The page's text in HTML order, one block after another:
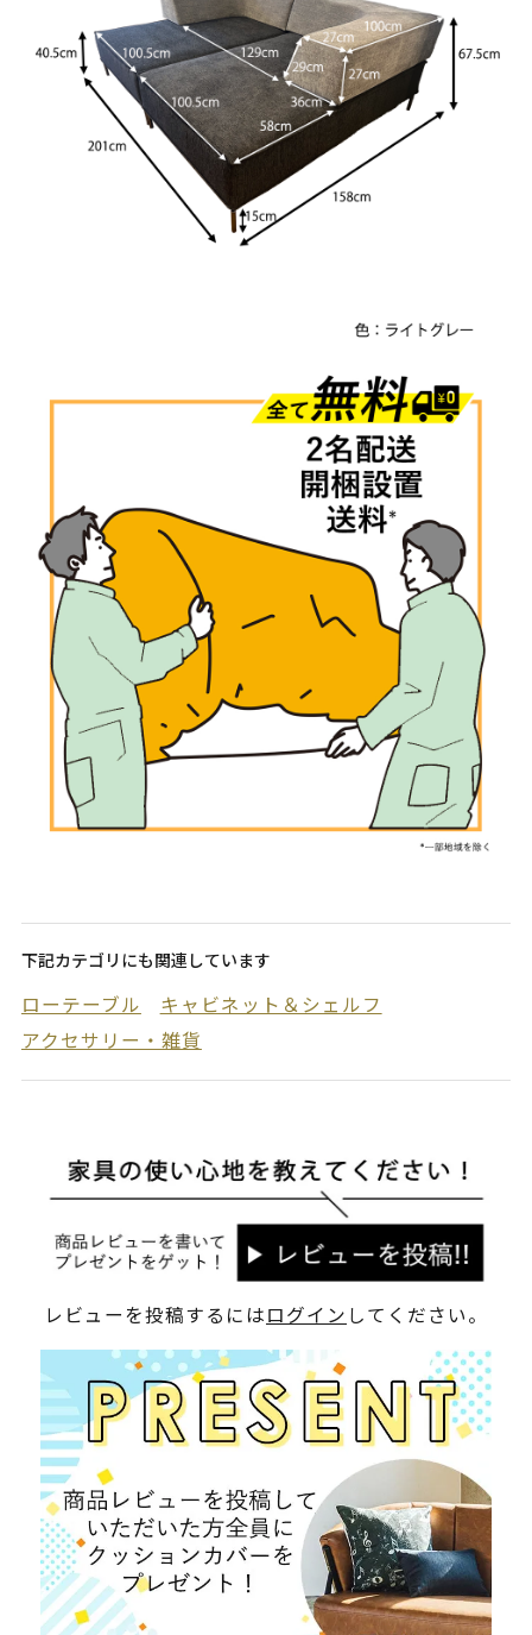
下記カテゴリにも関連しています
ローテーブル
キャビネット＆シェルフ
アクセサリー・雑貨
レビューを投稿するにはログイン してください。